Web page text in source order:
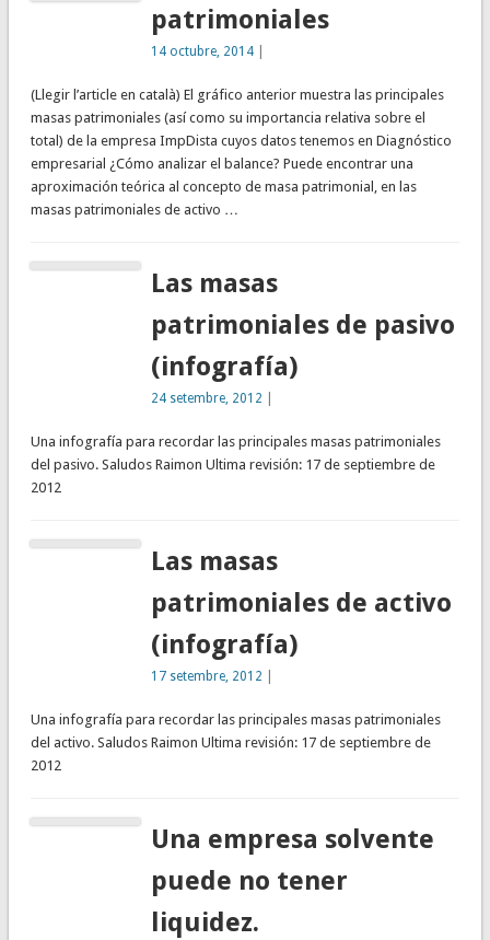
patrimoniales
14 octubre, 2014
(Llegir l’article en català) El gráfico anterior muestra las principales
masas patrimoniales (así como su importancia relativa sobre el
total) de la empresa ImpDista cuyos datos tenemos en Diagnóstico
empresarial ¿Cómo analizar el balance? Puede encontrar una
aproximación teórica al concepto de masa patrimonial, en las
masas patrimoniales de activo …
Las masas
patrimoniales de pasivo
(infografía)
24 setembre, 2012
Una infografía para recordar las principales masas patrimoniales
del pasivo. Saludos Raimon Ultima revisión: 17 de septiembre de
2012
Las masas
patrimoniales de activo
(infografía)
17 setembre, 2012
Una infografía para recordar las principales masas patrimoniales
del activo. Saludos Raimon Ultima revisión: 17 de septiembre de
2012
Una empresa solvente
puede no tener
liquidez.